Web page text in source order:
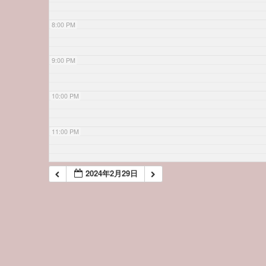
8:00 PM
9:00 PM
10:00 PM
11:00 PM
2024年2月29日